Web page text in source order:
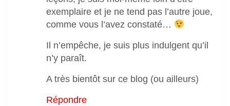
exemplaire et je ne tend pas l’autre joue,
comme vous l’avez constaté…
Il n’empêche, je suis plus indulgent qu’il
n’y paraît.
A très bientôt sur ce blog (ou ailleurs)
Répondre